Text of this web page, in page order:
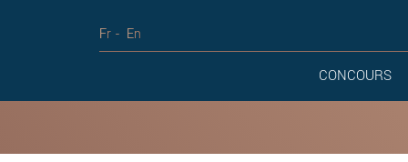
CONCOURS
Fr En